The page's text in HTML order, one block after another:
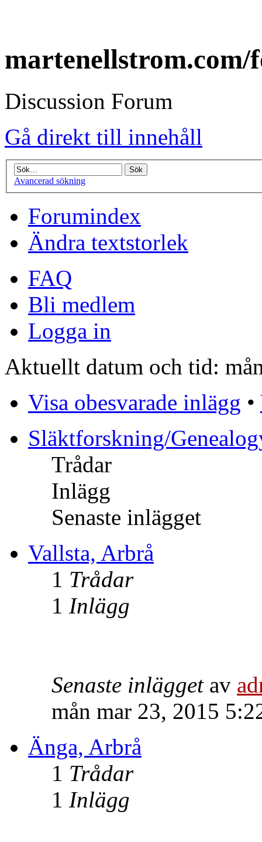
martenellstrom.com/
Discussion Forum
Gå direkt till innehåll
Avancerad sökning
Forumindex
Ändra textstorlek
FAQ
Bli medlem
Logga in
Aktuellt datum och tid:
Visa obesvarade inlägg •
Släktforskning/
Trådar
Inlägg
Senaste inlägget
Vallsta, Arbrå
1 Trådar
1 Inlägg
Senaste inläggetav
mån mar 23, 2015
Änga, Arbrå
1 Trådar
1 Inlägg